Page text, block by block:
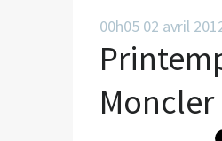
00h05 02 avril